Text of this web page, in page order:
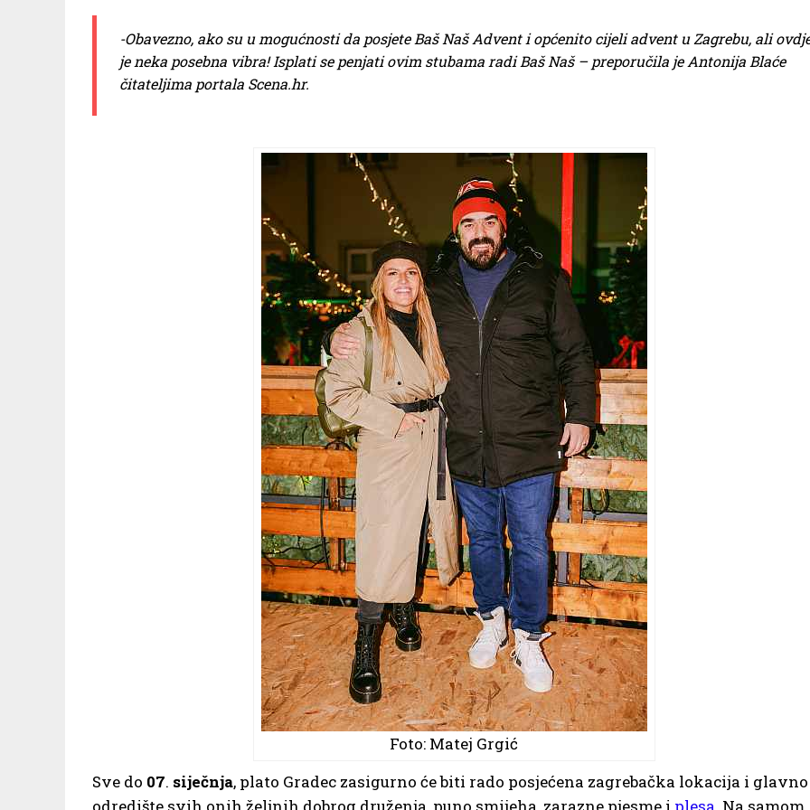
-Obavezno, ako su u mogućnosti da posjete Baš Naš Advent i općenito cijeli advent u Zagrebu, ali
je neka posebna vibra! Isplati se penjati ovim stubama radi Baš Naš – preporučila je Antonija Blaće
čitateljima portala Scena.hr.
Foto: Matej Grgić
Sve do 07. siječnja, plato Gradec zasigurno će biti rado posjećena zagrebačka lokacija i glavno
odredište svih onih željnih dobrog druženja, puno smijeha, zarazne pjesme i plesa . Na samom